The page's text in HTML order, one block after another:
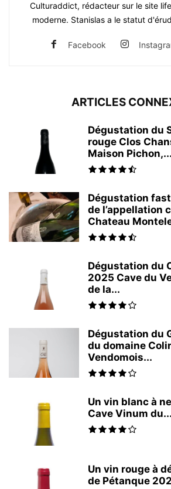
Culturaddict, rédacteur sur le site
moderne. Stanislas a le statut
Facebook
ARTICLES
Dégustation du
rouge Clos
Maison Pichon,...
Dégustation
de l’appellation
Chateau
Dégustation du
2025 Cave du
de la...
Dégustation du
du domaine
Vendomois...
Un vin blanc à
Cave Vinum du...
Un vin rouge à
de Pétanque